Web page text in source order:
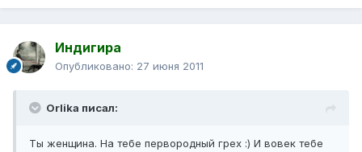
Индигира
Опубликовано: 27 июня 2011
Orlika писал:
Ты женщина. На тебе первородный грех :) И вовек тебе